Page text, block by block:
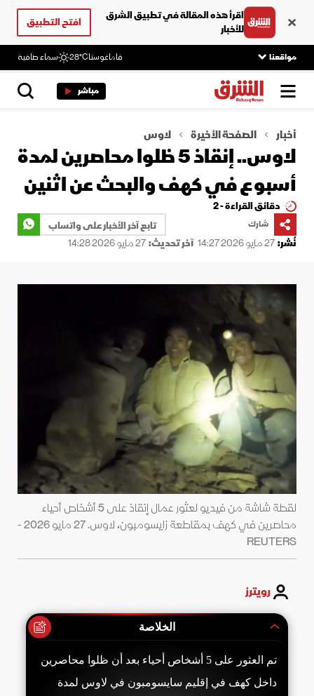
اقرأ هذه المقالة في تطبيق الشرق
للأخبار
افتح التطبيق
مواقعنا فاماغوستا28°C سماء صافية
مباشر
أخبار الصفحة الأخيرة لاوس
لاوس.. إنقاذ 5 ظلوا محاصرين لمدة
أسبوع في كهف والبحث عن اثنين
دقائق القراءة - 2
شارك
تابع آخر الأخبار على واتساب
نُشر:27 مايو 2026 14:27 آخر تحديث:27 مايو 2026 14:28
لقطة شاشة من فيديو لعثور عمال إنقاذ على 5 أشخاص أحياء
محاصرين في كهف بمقاطعة زايسومبون، لاوس. 27 مايو 2026 -
REUTERS
رويترز
الخلاصة
تم العثور على 5 أشخاص أحياء بعد أن ظلوا محاصرين
داخل كهف في إقليم سايسومبون في لاوس لمدة